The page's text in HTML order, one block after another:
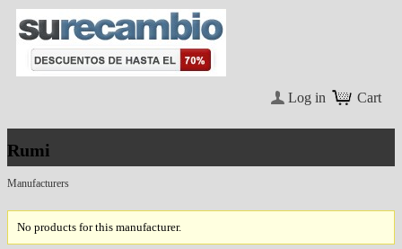
Cart
Log in
Rumi
Manufacturers
No products for this manufacturer.